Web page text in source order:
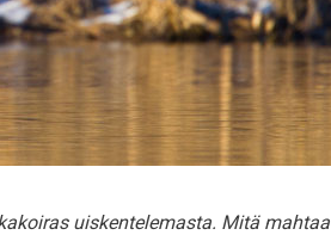
uiskentelemasta. Mitä mahtaa